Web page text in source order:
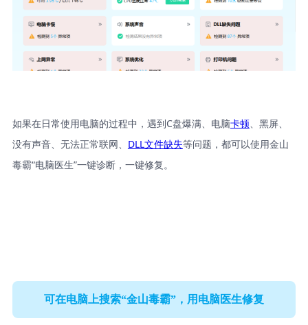
如果在日常使用电脑的过程中，遇到C盘爆满、电脑卡顿、黑屏、
没有声音、无法正常联网、 DLL文件缺失等问题，都可以使用金山
毒霸“电脑医生”一键诊断，一键修复。
可在电脑上搜索“金山毒霸”，用电脑医生修复